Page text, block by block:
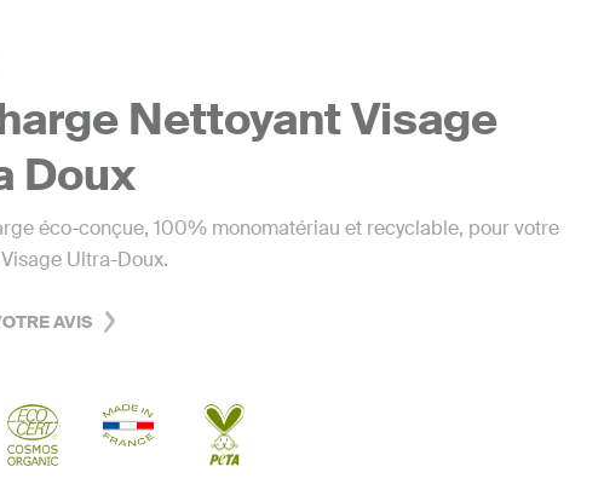
Nettoyant Visage
Doux
éco-conçue, 100% monomatériau et recyclable, pour votre
Ultra-Doux.
AVIS